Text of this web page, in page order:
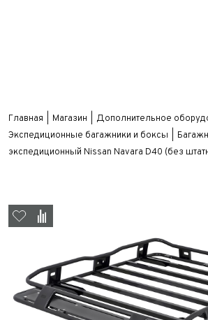
Главная Магазин
Дополнительное
Экспедиционные багажники и боксы
экспедиционный Nissan Navara D40 (без